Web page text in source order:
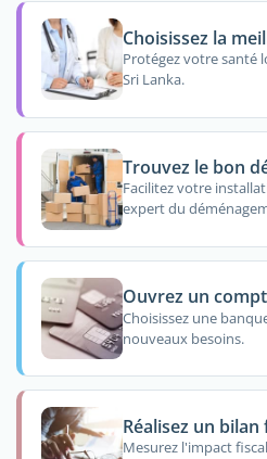
Choisissez la
Protégez votre santé
Sri Lanka.
Trouvez le bon
Facilitez votre
expert du
Ouvrez un
Choisissez une
nouveaux besoins.
Réalisez un bilan
Mesurez l'impact